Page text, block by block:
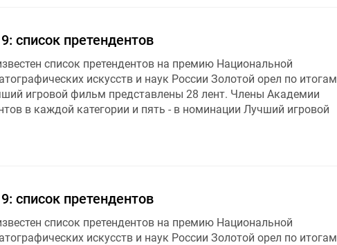
список претендентов
список претендентов на премию Национальной
искусств и наук России Золотой орел по итогам
игровой фильм представлены 28 лент. Члены Академии
в каждой категории и пять - в номинации Лучший игровой
список претендентов
список претендентов на премию Национальной
искусств и наук России Золотой орел по итогам